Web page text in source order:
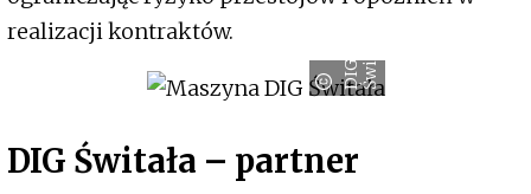
realizacji kontraktów.
D
I
G
Ś
w
i
t
a
ła
DIG Świtała – partner